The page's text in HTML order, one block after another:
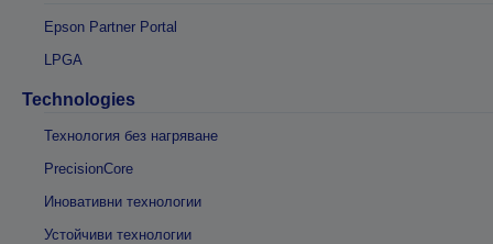
Epson Partner Portal
LPGA
Technologies
Технология без нагряване
PrecisionCore
Иновативни технологии
Устойчиви технологии